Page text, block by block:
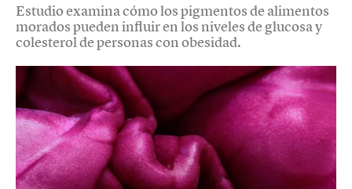
Estudio examina cómo los pigmentos de alimentos
morados pueden influir en los niveles de glucosa y
colesterol de personas con obesidad.